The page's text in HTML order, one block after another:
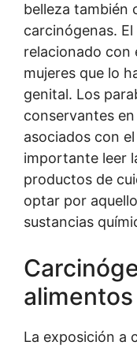
belleza también
carcinógenas.
relacionado con
mujeres que lo
genital. Los
conservantes
asociados con
importante leer
productos de
optar por
sustancias
La exposición a